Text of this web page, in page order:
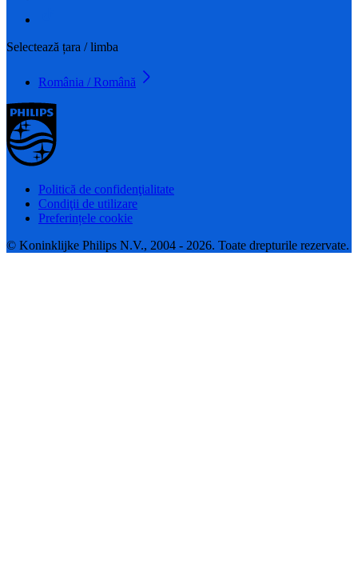
Selectează țara / limba
România / Română
Politică de confidenţialitate
Condiţii de utilizare
Preferințele cookie
© Koninklijke Philips N.V., 2004 - 2026. Toate drepturile rezervate.